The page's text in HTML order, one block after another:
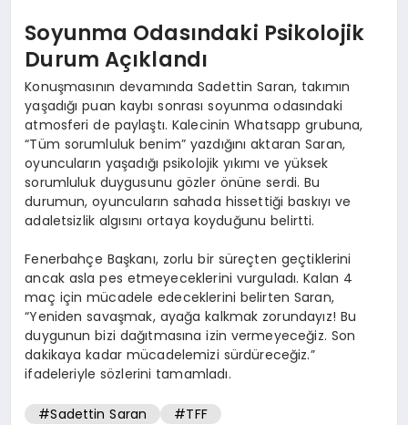
Soyunma Odasındaki Psikolojik
Durum Açıklandı
Konuşmasının devamında Sadettin Saran, takımın
yaşadığı puan kaybı sonrası soyunma odasındaki
atmosferi de paylaştı. Kalecinin Whatsapp grubuna,
“Tüm sorumluluk benim” yazdığını aktaran Saran,
oyuncuların yaşadığı psikolojik yıkımı ve yüksek
sorumluluk duygusunu gözler önüne serdi. Bu
durumun, oyuncuların sahada hissettiği baskıyı ve
adaletsizlik algısını ortaya koyduğunu belirtti.
Fenerbahçe Başkanı, zorlu bir süreçten geçtiklerini
ancak asla pes etmeyeceklerini vurguladı. Kalan 4
maç için mücadele edeceklerini belirten Saran,
“Yeniden savaşmak, ayağa kalkmak zorundayız! Bu
duygunun bizi dağıtmasına izin vermeyeceğiz. Son
dakikaya kadar mücadelemizi sürdüreceğiz.”
ifadeleriyle sözlerini tamamladı.
#Sadettin Saran #TFF